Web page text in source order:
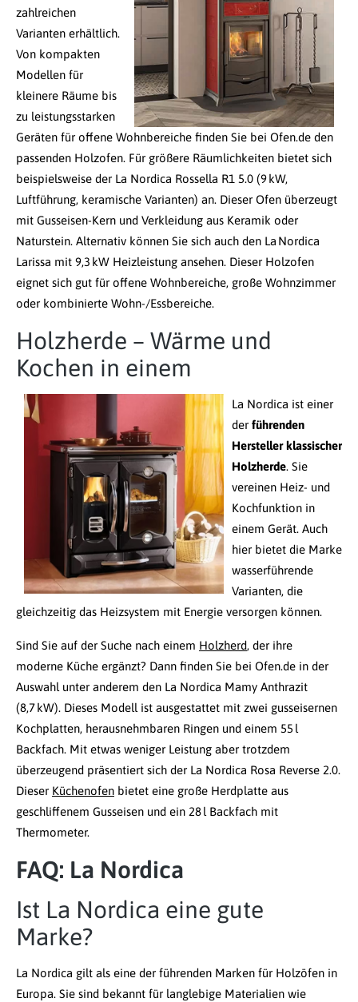
zahlreichen
Varianten erhältlich.
Von kompakten
Modellen für
kleinere Räume bis
zu leistungsstarken
Geräten für offene Wohnbereiche finden Sie bei Ofen.de den
passenden Holzofen. Für größere Räumlichkeiten bietet sich
beispielsweise der La Nordica Rossella R1 5.0 (9 kW,
Luftführung, keramische Varianten) an. Dieser Ofen überzeugt
mit Gusseisen-Kern und Verkleidung aus Keramik oder
Naturstein. Alternativ können Sie sich auch den La Nordica
Larissa mit 9,3 kW Heizleistung ansehen. Dieser Holzofen
eignet sich gut für offene Wohnbereiche, große Wohnzimmer
oder kombinierte Wohn-/Essbereiche.
Holzherde – Wärme und
Kochen in einem
La Nordica ist einer
der führenden
Hersteller klassischer
Holzherde. Sie
vereinen Heiz- und
Kochfunktion in
einem Gerät. Auch
hier bietet die Marke
wasserführende
Varianten, die
gleichzeitig das Heizsystem mit Energie versorgen können.
Sind Sie auf der Suche nach einem Holzherd, der ihre
moderne Küche ergänzt? Dann finden Sie bei Ofen.de in der
Auswahl unter anderem den La Nordica Mamy Anthrazit
(8,7 kW). Dieses Modell ist ausgestattet mit zwei gusseisernen
Kochplatten, herausnehmbaren Ringen und einem 55 l
Backfach. Mit etwas weniger Leistung aber trotzdem
überzeugend präsentiert sich der La Nordica Rosa Reverse 2.0.
Dieser Küchenofen bietet eine große Herdplatte aus
geschliffenem Gusseisen und ein 28 l Backfach mit
Thermometer.
FAQ: La Nordica
Ist La Nordica eine gute
Marke?
La Nordica gilt als eine der führenden Marken für Holzöfen in
Europa. Sie sind bekannt für langlebige Materialien wie